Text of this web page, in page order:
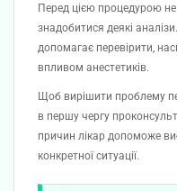
Перед цією процедурою
знадобитися деякі
допомагає перевірити,
впливом анестетиків.
Щоб вирішити проблему
в першу чергу
причин лікар допоможе
конкретної ситуації.